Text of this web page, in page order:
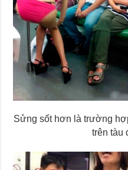
Sửng sốt hơn là trường
trên tàu